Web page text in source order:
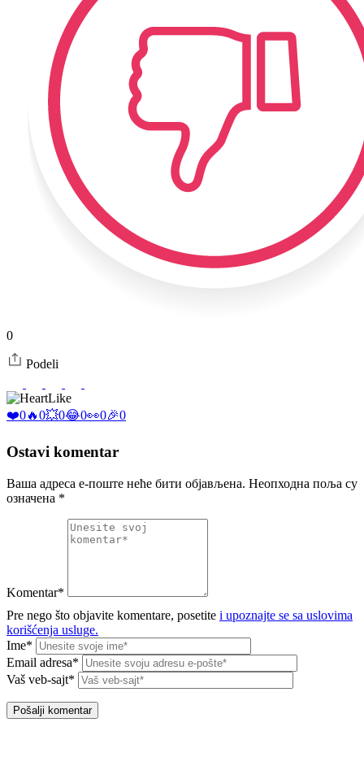
0
Podeli
Like
❤️0🔥0💥0😂0👀0🎉0
Ostavi komentar
Ваша адреса е-поште неће бити објављена. Неопходна поља су
означена *
Komentar*
Pre nego što objavite komentare, posetite i upoznajte se sa uslovima
korišćenja usluge.
Ime*
Email adresa*
Vaš veb-sajt*